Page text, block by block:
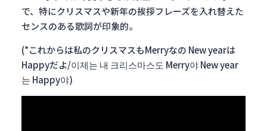
で、特にクリスマスや新年の挨拶フレーズを入れ替えた
センスのある歌詞が印象的。
(*これからは私のクリスマスもMerryなの New yearは
Happyだよ/이제는 내 크리스마스도 Merry야 New year
는 Happy야)